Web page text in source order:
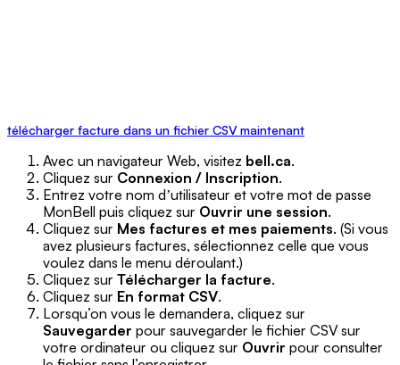
télécharger facture dans un fichier CSV maintenant
Avec un navigateur Web, visitez bell.ca.
Cliquez sur Connexion / Inscription.
Entrez votre nom dʼutilisateur et votre mot de passe
MonBell puis cliquez sur Ouvrir une session.
Cliquez sur Mes factures et mes paiements. (Si vous
avez plusieurs factures, sélectionnez celle que vous
voulez dans le menu déroulant.)
Cliquez sur Télécharger la facture.
Cliquez sur En format CSV.
Lorsqu’on vous le demandera, cliquez sur
Sauvegarder pour sauvegarder le fichier CSV sur
votre ordinateur ou cliquez sur Ouvrir pour consulter